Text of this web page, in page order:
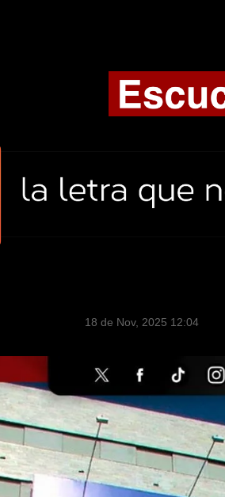
18 de Nov, 2025 12:04